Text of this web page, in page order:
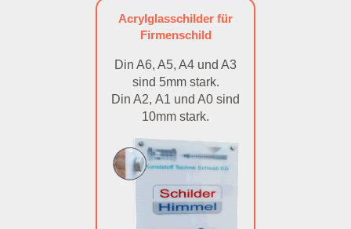
Acrylglasschilder für
Firmenschild
Din A6, A5, A4 und A3
sind 5mm stark.
Din A2, A1 und A0 sind
10mm stark.